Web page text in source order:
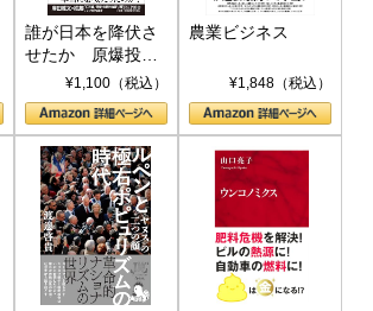
誰が日本を降伏さ
せたか 原爆投
下、ソ連参戦、そ
して聖断 (PHP新
書)
¥1,100（税込）
農業ビジネス
¥1,848（税込）